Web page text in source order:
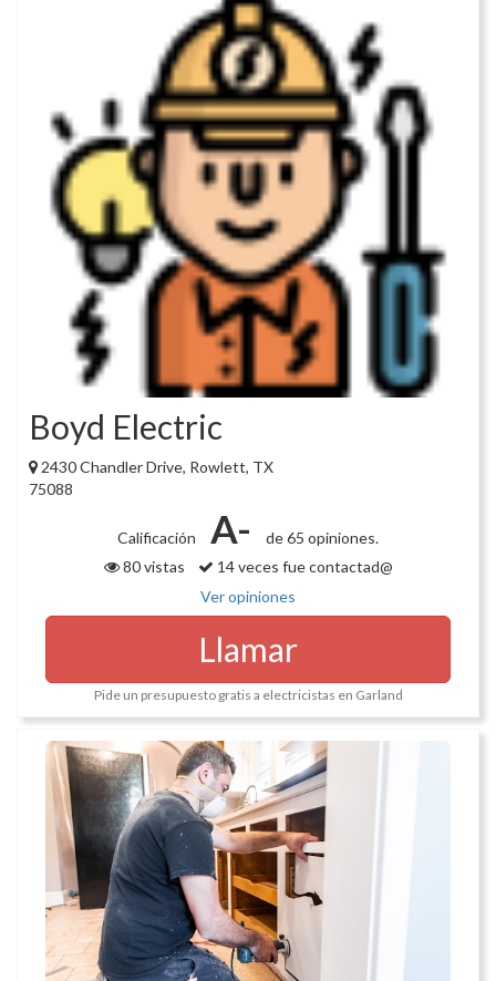
Boyd Electric
2430 Chandler Drive, Rowlett, TX
75088
Calificación A-
de 65 opiniones.
80 vistas
14 veces fue contactad@
Ver opiniones
Llamar
Pide un presupuesto gratis a electricistas en Garland